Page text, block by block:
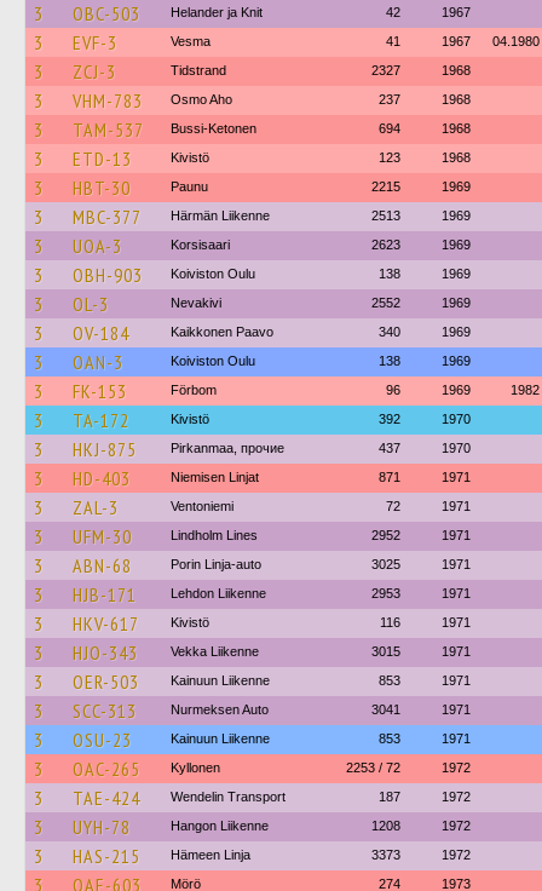
3 OBC-503 Helander ja Knit 42 1967
3 EVF-3 Vesma 41 1967 04.1980
3 ZCJ-3 Tidstrand 2327 1968
3 VHM-783 Osmo Aho 237 1968
3 TAM-537 Bussi-Ketonen 694 1968
3 ETD-13 Kivistö 123 1968
3 HBT-30 Paunu 2215 1969
3 MBC-377 Härmän Liikenne 2513 1969
3 UOA-3 Korsisaari 2623 1969
3 OBH-903 Koiviston Oulu 138 1969
3 OL-3 Nevakivi 2552 1969
3 OV-184 Kaikkonen Paavo 340 1969
3 OAN-3 Koiviston Oulu 138 1969
3 FK-153 Förbom 96 1969 1982
3 TA-172 Kivistö 392 1970
3 HKJ-875 Pirkanmaa, прочие 437 1970
3 HD-403 Niemisen Linjat 871 1971
3 ZAL-3 Ventoniemi 72 1971
3 UFM-30 Lindholm Lines 2952 1971
3 ABN-68 Porin Linja-auto 3025 1971
3 HJB-171 Lehdon Liikenne 2953 1971
3 HKV-617 Kivistö 116 1971
3 HJO-343 Vekka Liikenne 3015 1971
3 OER-503 Kainuun Liikenne 853 1971
3 SCC-313 Nurmeksen Auto 3041 1971
3 OSU-23 Kainuun Liikenne 853 1971
3 OAC-265 Kyllonen 2253 / 72 1972
3 TAE-424 Wendelin Transport 187 1972
3 UYH-78 Hangon Liikenne 1208 1972
3 HAS-215 Hämeen Linja 3373 1972
3 OAE-603 Mörö 274 1973